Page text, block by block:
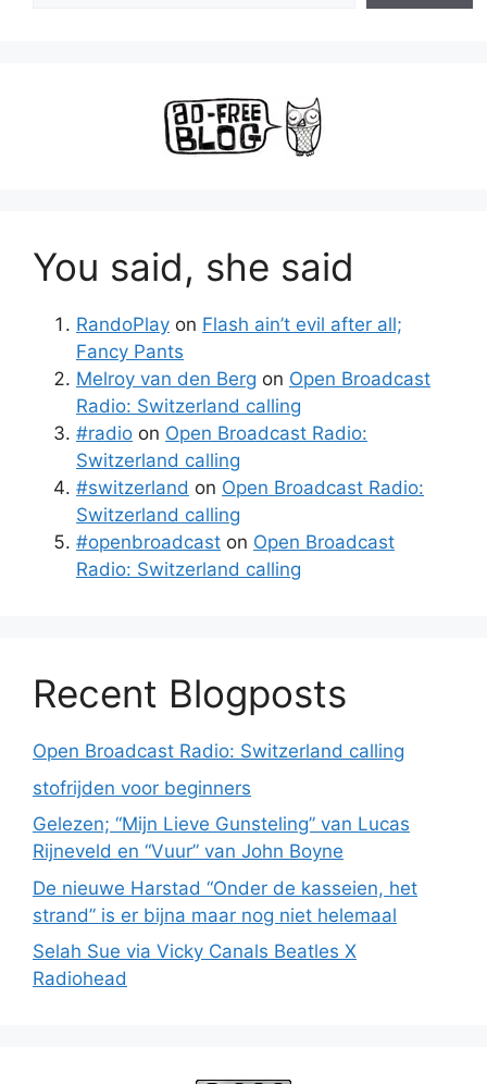
You said, she said
RandoPlay on Flash ain’t evil after all;
Fancy Pants
Melroy van den Berg on Open Broadcast
Radio: Switzerland calling
#radio on Open Broadcast Radio:
Switzerland calling
#switzerland on Open Broadcast Radio:
Switzerland calling
#openbroadcast on Open Broadcast
Radio: Switzerland calling
Recent Blogposts
Open Broadcast Radio: Switzerland calling
stofrijden voor beginners
Gelezen; “Mijn Lieve Gunsteling” van Lucas
Rijneveld en “Vuur” van John Boyne
De nieuwe Harstad “Onder de kasseien, het
strand” is er bijna maar nog niet helemaal
Selah Sue via Vicky Canals Beatles X
Radiohead